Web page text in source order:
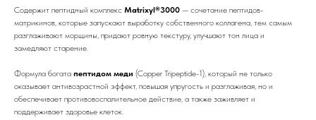
Содержит пептидный комплекс Matrixyl®3000 — сочетание пептидов-
матрикинов, которые запускают выработку собственного коллагена, тем самым
разглаживают морщины, придают ровную текстуру, улучшают тон лица и
замедляют старение.
Формула богата пептидом меди (Copper Tripeptide-1), который не только
оказывает антивозрастной эффект, повышая упругость и разглаживая, но и
обеспечивает противовоспалительное действие, а также заживляет и
поддерживает здоровье клеток.